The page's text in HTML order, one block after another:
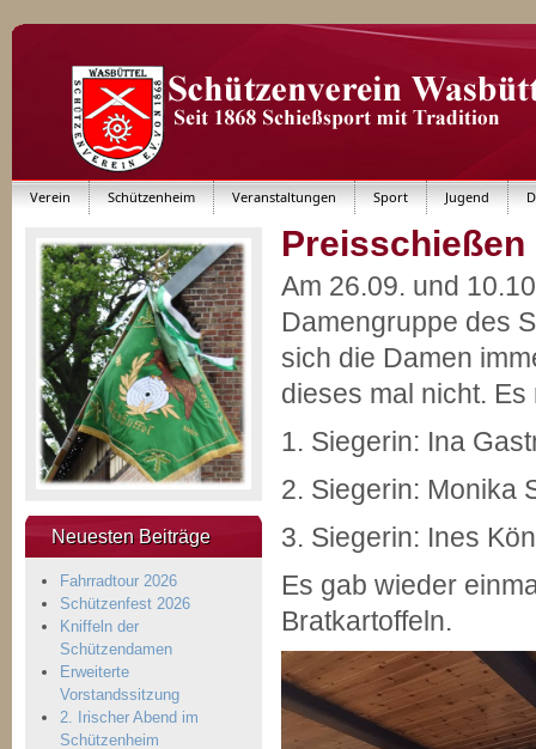
Verein Schützenheim Veranstaltungen Sport Jugend
Am 26.09. und
Damengruppe des
sich die Damen
dieses mal nicht.
1. Siegerin: Ina
2. Siegerin: Monika
3. Siegerin: Ines
Es gab wieder
Bratkartoffeln.
Neuesten Beiträge
Fahrradtour 2026
Schützenfest 2026
Kniffeln der
Schützendamen
Erweiterte
Vorstandssitzung
2. Irischer Abend im
Schützenheim